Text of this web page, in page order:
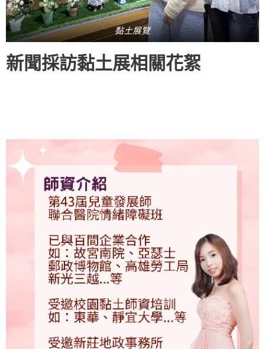
黏土展覽
新聞採訪黏土展相關花絮